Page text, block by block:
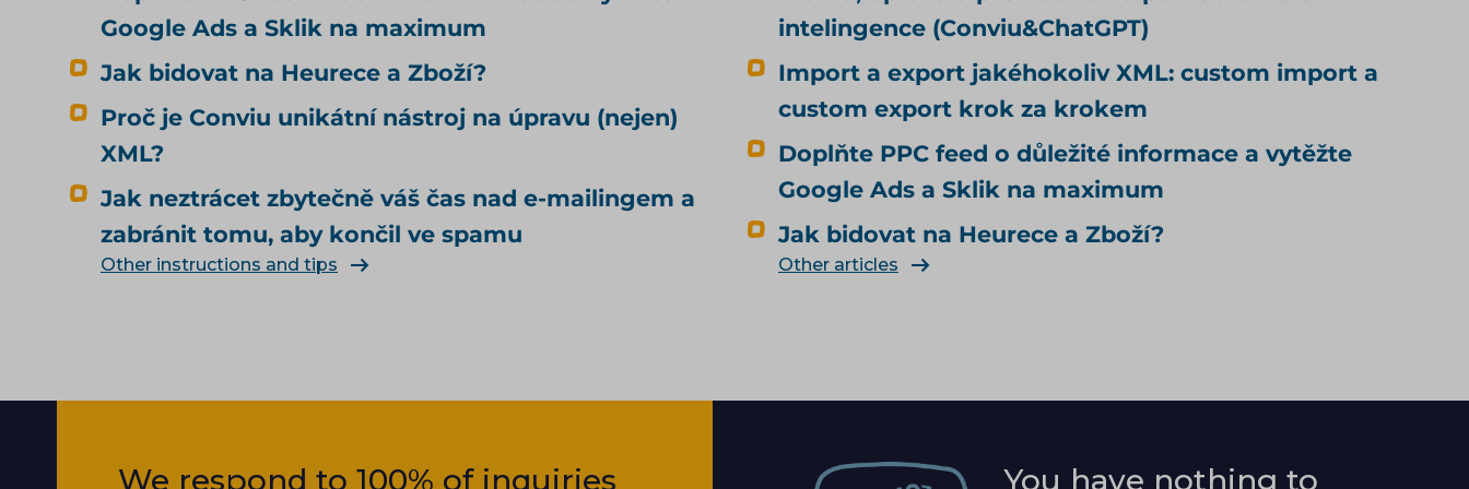
Google Ads a Sklik na maximum
Jak bidovat na Heurece a Zboží?
Proč je Conviu unikátní nástroj na úpravu (nejen)
XML?
Jak neztrácet zbytečně váš čas nad e-mailingem a
zabránit tomu, aby končil ve spamu
Other instructions and tips
intelingence (Conviu&ChatGPT)
Import a export jakéhokoliv XML: custom import a
custom export krok za krokem
Doplňte PPC feed o důležité informace a vytěžte
Google Ads a Sklik na maximum
Jak bidovat na Heurece a Zboží?
Other articles
We respond to 100% of inquiries You have nothing to